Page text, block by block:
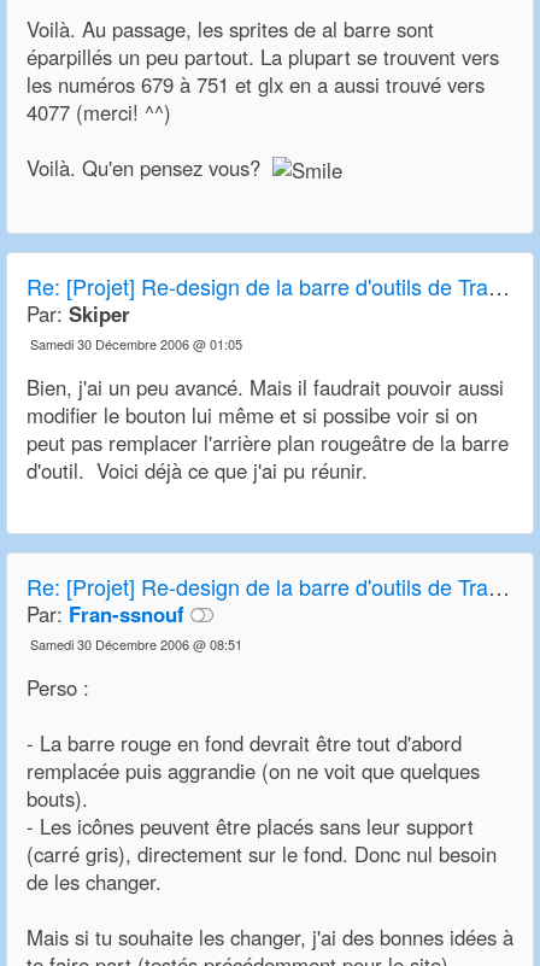
Voilà. Au passage, les sprites de al barre sont
éparpillés un peu partout. La plupart se trouvent vers
les numéros 679 à 751 et glx en a aussi trouvé vers
4077 (merci! ^^)
Voilà. Qu'en pensez vous?
Re: [Projet] Re-design de la barre d'outils de Transport Tycoon Deluxe et OpenTTD
Par: Skiper
Samedi 30 Décembre 2006 @ 01:05
Bien, j'ai un peu avancé. Mais il faudrait pouvoir aussi
modifier le bouton lui même et si possibe voir si on
peut pas remplacer l'arrière plan rougeâtre de la barre
d'outil. Voici déjà ce que j'ai pu réunir.
Re: [Projet] Re-design de la barre d'outils de Transport Tycoon Deluxe et OpenTTD
Par: Fran-ssnouf
Samedi 30 Décembre 2006 @ 08:51
Perso :
- La barre rouge en fond devrait être tout d'abord
remplacée puis aggrandie (on ne voit que quelques
bouts).
- Les icônes peuvent être placés sans leur support
(carré gris), directement sur le fond. Donc nul besoin
de les changer.
Mais si tu souhaite les changer, j'ai des bonnes idées à